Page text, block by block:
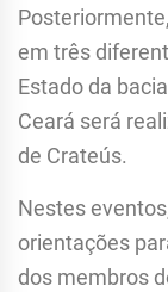
em três
Estado da
Ceará será
de Crateús.
Nestes
orientações
dos membros